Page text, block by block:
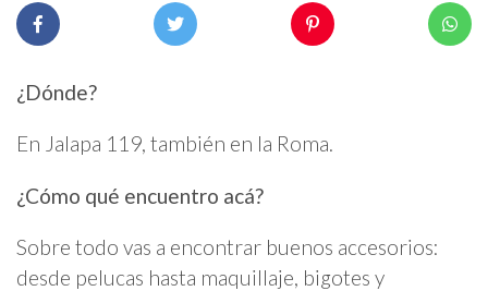
¿Dónde?
En Jalapa 119, también en la Roma.
¿Cómo qué encuentro acá?
Sobre todo vas a encontrar buenos accesorios:
desde pelucas hasta maquillaje, bigotes y